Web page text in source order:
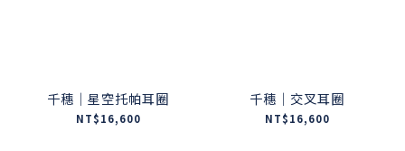
千穗｜星空托帕耳圈
NT$16,600
千穗｜交叉耳圈
NT$16,600